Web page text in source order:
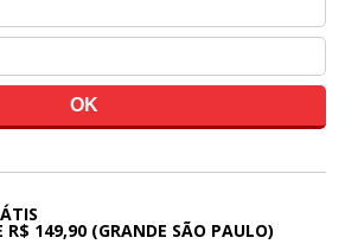
R$ 149,90 (GRANDE SÃO PAULO)